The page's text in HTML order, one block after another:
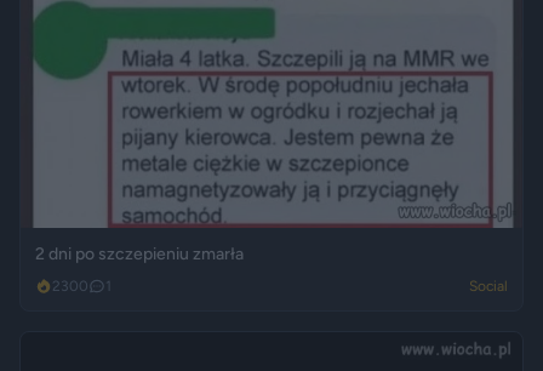
2 dni po szczepieniu zmarła
2300 1 Social